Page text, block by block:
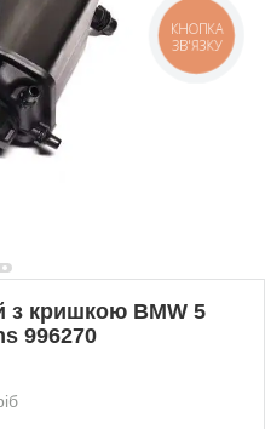
з кришкою BMW 5
996270
КНОПКА
ЗВ'ЯЗКУ